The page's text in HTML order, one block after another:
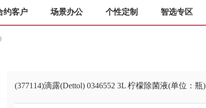
约客户 场景办公 个性定制 智选专区
(377114)滴露(Dettol) 0346552 3L 柠檬除菌液(单位：瓶)